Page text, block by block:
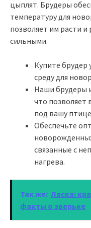
цыплят. Брудеры
температуру для
позволяет им расти
сильными.
Купите брудер
среду для
Наши брудеры
что
под вашу
Обеспечьте
связанные с
нагрева.
Так же: Ласка:
факты о зверьке